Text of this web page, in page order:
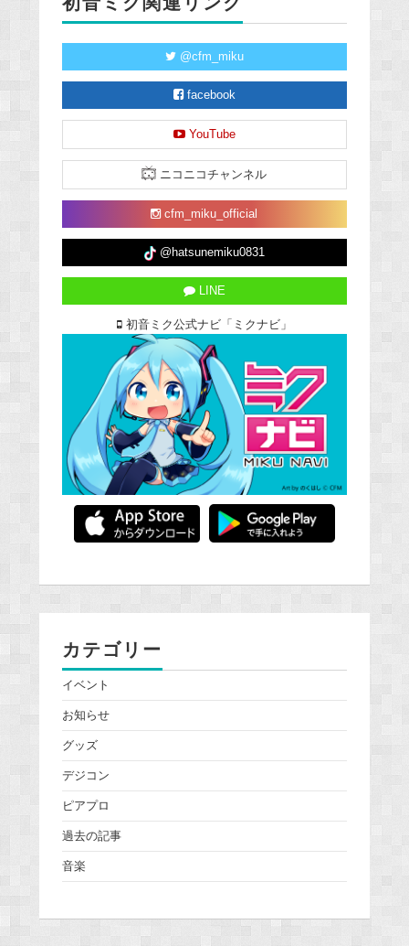
@cfm_miku
facebook
YouTube
ニコニコチャンネル
cfm_miku_official
@hatsunemiku0831
LINE
初音ミク公式ナビ「ミクナビ」
カテゴリー
イベント
お知らせ
グッズ
デジコン
ピアプロ
過去の記事
音楽